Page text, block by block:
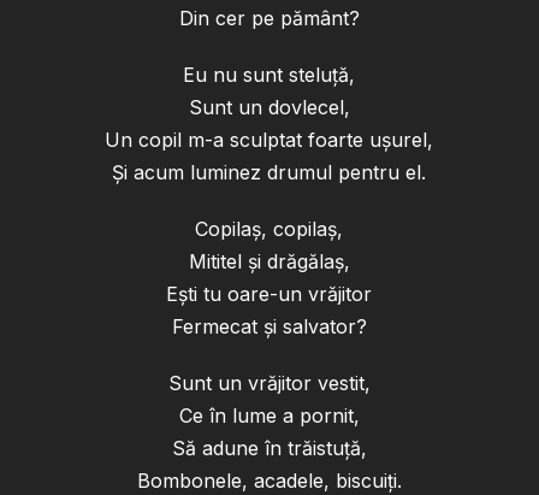
Din cer pe pământ?
Eu nu sunt steluță,
Sunt un dovlecel,
Un copil m-a sculptat foarte ușurel,
Și acum luminez drumul pentru el.
Copilaș, copilaș,
Mititel și drăgălaș,
Ești tu oare-un vrăjitor
Fermecat și salvator?
Sunt un vrăjitor vestit,
Ce în lume a pornit,
Să adune în trăistuță,
Bombonele, acadele, biscuiți.